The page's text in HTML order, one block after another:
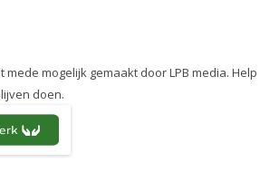
mogelijk gemaakt door LPB media. Help
doen.